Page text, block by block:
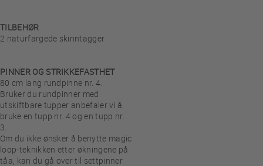
TILBEHØR
2 naturfargede skinntagger
PINNER OG STRIKKEFASTHET
80 cm lang rundpinne nr. 4.
Bruker du rundpinner med
utskiftbare tupper anbefaler vi å
bruke en tupp nr. 4 og en tupp nr.
3.
Om du ikke ønsker å benytte magic
loop-teknikken etter økningene på
tåa, kan du gå over til settpinner